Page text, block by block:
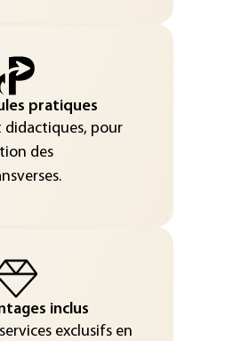
pratiques
didactiques, pour
des
inclus
exclusifs en